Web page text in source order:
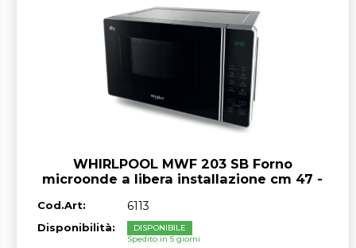
WHIRLPOOL MWF 203 SB Forno
microonde a libera installazione cm 47 -
Cod.Art: 6113
Disponibilità:
DISPONIBILE
Spedito in 5 giorni